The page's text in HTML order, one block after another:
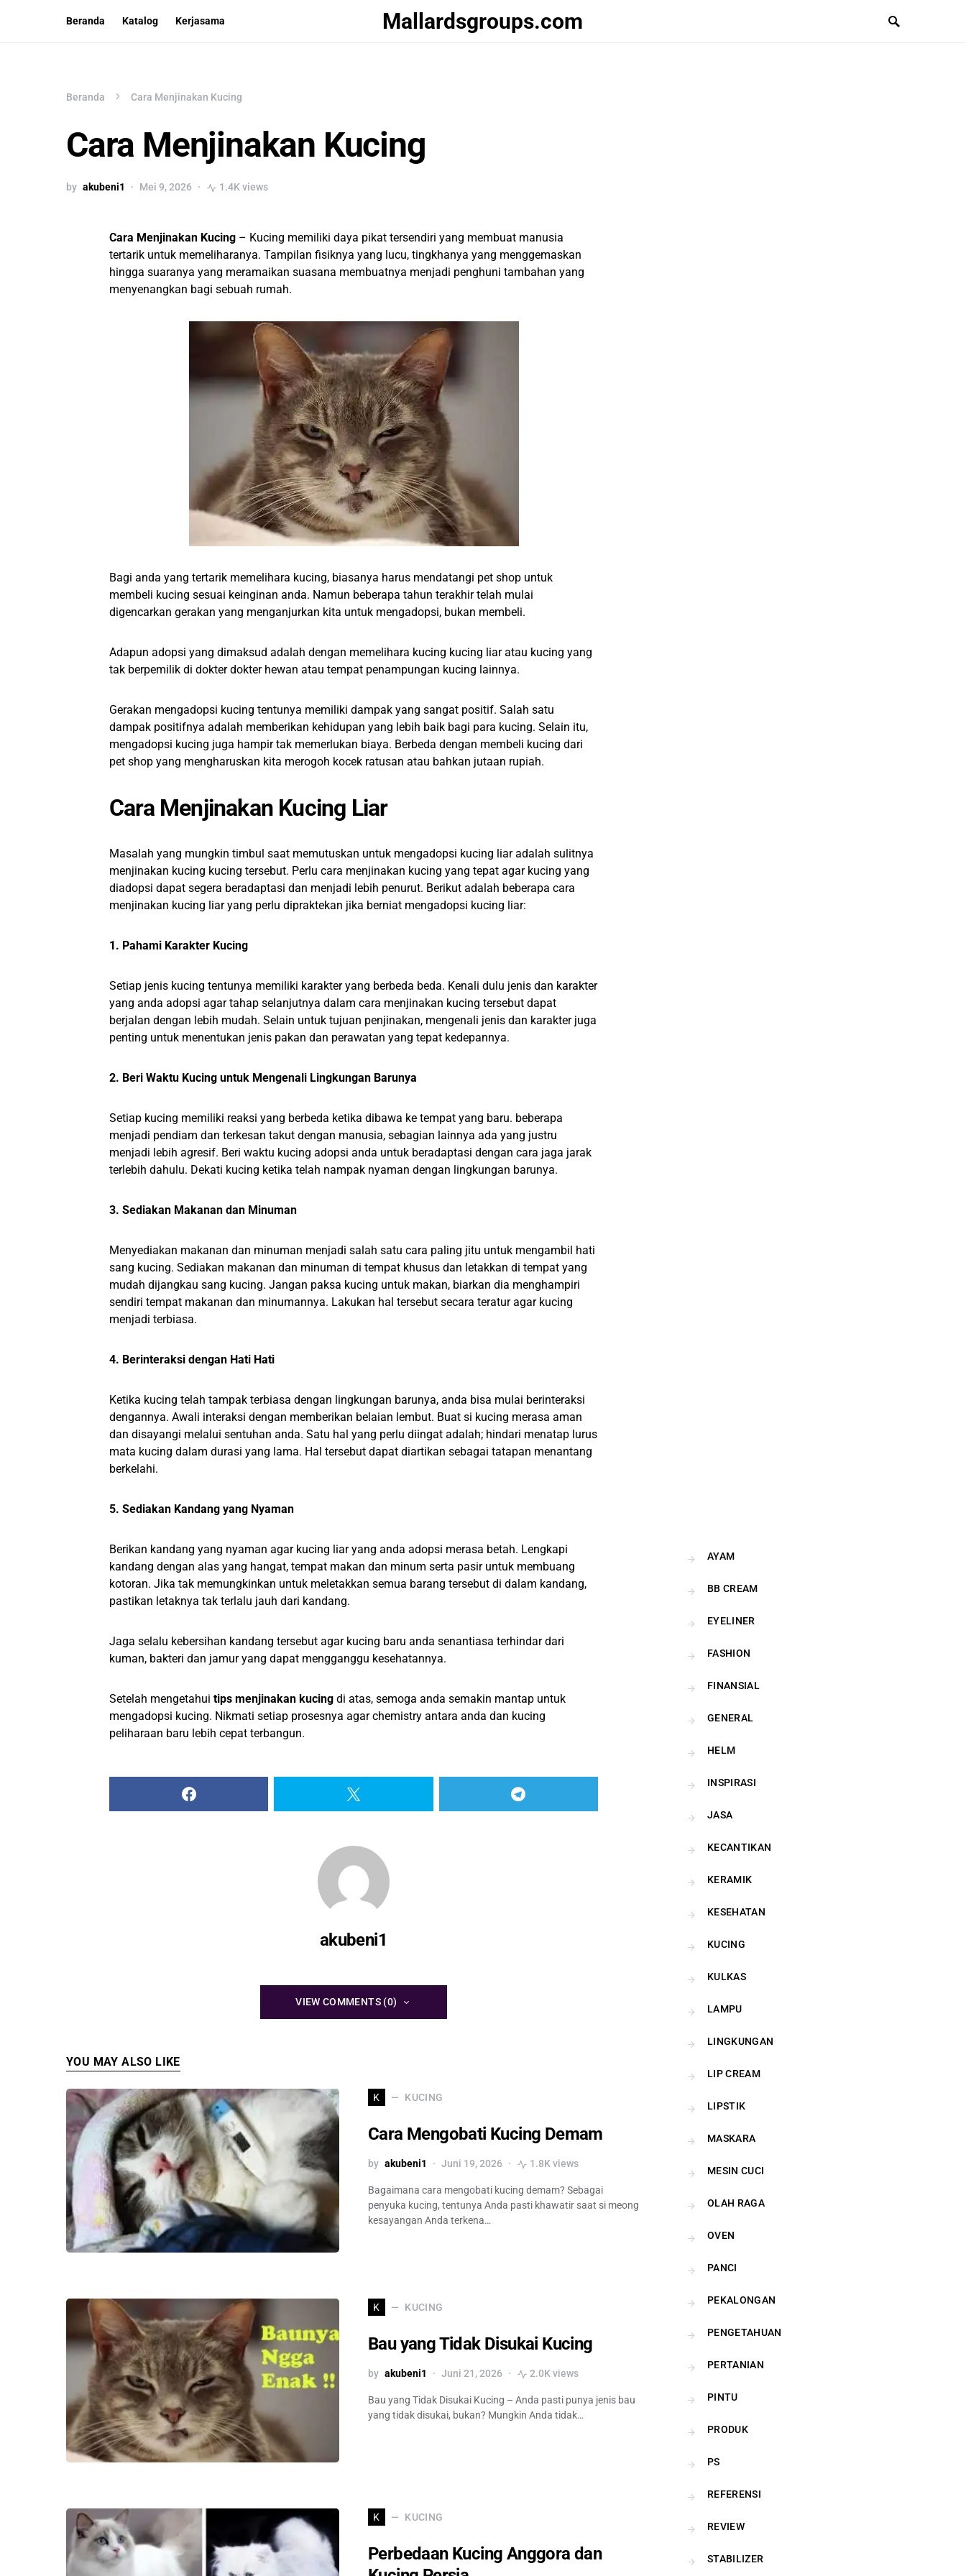
Beranda Katalog Kerjasama Mallardsgroups.com
Beranda Cara Menjinakan Kucing
Cara Menjinakan Kucing
by akubeni1 Mei 9, 2026 1.4K views
Cara Menjinakan Kucing – Kucing memiliki daya pikat tersendiri yang membuat manusia
tertarik untuk memeliharanya. Tampilan fisiknya yang lucu, tingkhanya yang menggemaskan
hingga suaranya yang meramaikan suasana membuatnya menjadi penghuni tambahan yang
menyenangkan bagi sebuah rumah.
Bagi anda yang tertarik memelihara kucing, biasanya harus mendatangi pet shop untuk
membeli kucing sesuai keinginan anda. Namun beberapa tahun terakhir telah mulai
digencarkan gerakan yang menganjurkan kita untuk mengadopsi, bukan membeli.
Adapun adopsi yang dimaksud adalah dengan memelihara kucing kucing liar atau kucing yang
tak berpemilik di dokter dokter hewan atau tempat penampungan kucing lainnya.
Gerakan mengadopsi kucing tentunya memiliki dampak yang sangat positif. Salah satu
dampak positifnya adalah memberikan kehidupan yang lebih baik bagi para kucing. Selain itu,
mengadopsi kucing juga hampir tak memerlukan biaya. Berbeda dengan membeli kucing dari
pet shop yang mengharuskan kita merogoh kocek ratusan atau bahkan jutaan rupiah.
Cara Menjinakan Kucing Liar
Masalah yang mungkin timbul saat memutuskan untuk mengadopsi kucing liar adalah sulitnya
menjinakan kucing kucing tersebut. Perlu cara menjinakan kucing yang tepat agar kucing yang
diadopsi dapat segera beradaptasi dan menjadi lebih penurut. Berikut adalah beberapa cara
menjinakan kucing liar yang perlu dipraktekan jika berniat mengadopsi kucing liar:
1. Pahami Karakter Kucing
Setiap jenis kucing tentunya memiliki karakter yang berbeda beda. Kenali dulu jenis dan karakter
yang anda adopsi agar tahap selanjutnya dalam cara menjinakan kucing tersebut dapat
berjalan dengan lebih mudah. Selain untuk tujuan penjinakan, mengenali jenis dan karakter juga
penting untuk menentukan jenis pakan dan perawatan yang tepat kedepannya.
2. Beri Waktu Kucing untuk Mengenali Lingkungan Barunya
Setiap kucing memiliki reaksi yang berbeda ketika dibawa ke tempat yang baru. beberapa
menjadi pendiam dan terkesan takut dengan manusia, sebagian lainnya ada yang justru
menjadi lebih agresif. Beri waktu kucing adopsi anda untuk beradaptasi dengan cara jaga jarak
terlebih dahulu. Dekati kucing ketika telah nampak nyaman dengan lingkungan barunya.
3. Sediakan Makanan dan Minuman
Menyediakan makanan dan minuman menjadi salah satu cara paling jitu untuk mengambil hati
sang kucing. Sediakan makanan dan minuman di tempat khusus dan letakkan di tempat yang
mudah dijangkau sang kucing. Jangan paksa kucing untuk makan, biarkan dia menghampiri
sendiri tempat makanan dan minumannya. Lakukan hal tersebut secara teratur agar kucing
menjadi terbiasa.
4. Berinteraksi dengan Hati Hati
Ketika kucing telah tampak terbiasa dengan lingkungan barunya, anda bisa mulai berinteraksi
dengannya. Awali interaksi dengan memberikan belaian lembut. Buat si kucing merasa aman
dan disayangi melalui sentuhan anda. Satu hal yang perlu diingat adalah; hindari menatap lurus
mata kucing dalam durasi yang lama. Hal tersebut dapat diartikan sebagai tatapan menantang
berkelahi.
5. Sediakan Kandang yang Nyaman
Berikan kandang yang nyaman agar kucing liar yang anda adopsi merasa betah. Lengkapi
kandang dengan alas yang hangat, tempat makan dan minum serta pasir untuk membuang
kotoran. Jika tak memungkinkan untuk meletakkan semua barang tersebut di dalam kandang,
pastikan letaknya tak terlalu jauh dari kandang.
Jaga selalu kebersihan kandang tersebut agar kucing baru anda senantiasa terhindar dari
kuman, bakteri dan jamur yang dapat mengganggu kesehatannya.
Setelah mengetahui tips menjinakan kucing di atas, semoga anda semakin mantap untuk
mengadopsi kucing. Nikmati setiap prosesnya agar chemistry antara anda dan kucing
peliharaan baru lebih cepat terbangun.
akubeni1
VIEW COMMENTS (0)
YOU MAY ALSO LIKE
K KUCING
Cara Mengobati Kucing Demam
by akubeni1 Juni 19, 2026 1.8K views
Bagaimana cara mengobati kucing demam? Sebagai
penyuka kucing, tentunya Anda pasti khawatir saat si meong
kesayangan Anda terkena…
K KUCING
Bau yang Tidak Disukai Kucing
by akubeni1 Juni 21, 2026 2.0K views
Bau yang Tidak Disukai Kucing – Anda pasti punya jenis bau
yang tidak disukai, bukan? Mungkin Anda tidak…
K KUCING
Perbedaan Kucing Anggora dan
AYAM
BB CREAM
EYELINER
FASHION
FINANSIAL
GENERAL
HELM
INSPIRASI
JASA
KECANTIKAN
KERAMIK
KESEHATAN
KUCING
KULKAS
LAMPU
LINGKUNGAN
LIP CREAM
LIPSTIK
MASKARA
MESIN CUCI
OLAH RAGA
OVEN
PANCI
PEKALONGAN
PENGETAHUAN
PERTANIAN
PINTU
PRODUK
PS
REFERENSI
REVIEW
STABILIZER